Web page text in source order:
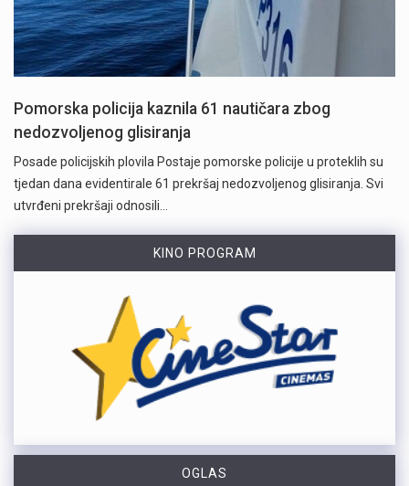
Pomorska policija kaznila 61 nautičara zbog
nedozvoljenog glisiranja
Posade policijskih plovila Postaje pomorske policije u proteklih su
tjedan dana evidentirale 61 prekršaj nedozvoljenog glisiranja. Svi
utvrđeni prekršaji odnosili…
KINO PROGRAM
OGLAS